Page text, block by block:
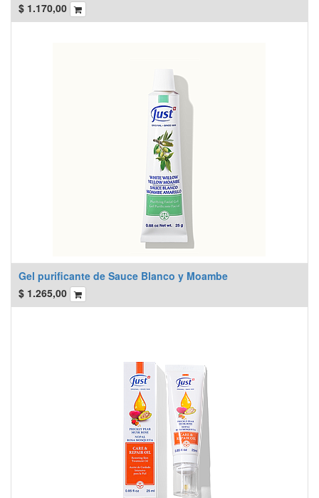
$ 1.170,00
Gel purificante de Sauce Blanco y Moambe
$ 1.265,00